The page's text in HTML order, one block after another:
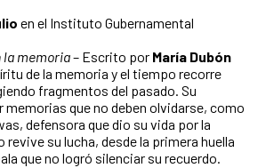
en el Instituto Gubernamental
la memoria– Escrito por María Dubón
de la memoria y el tiempo recorre
fragmentos del pasado. Su
que no deben olvidarse, como
defensora que dio su vida por la
revive su lucha, desde la primera huella
que no logró silenciar su recuerdo.